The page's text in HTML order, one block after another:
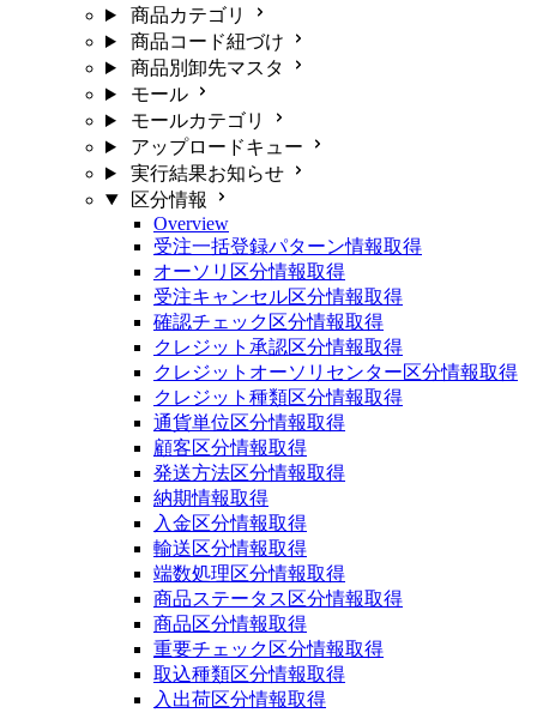
商品カテゴリ
商品コード紐づけ
商品別卸先マスタ
モール
モールカテゴリ
アップロードキュー
実行結果お知らせ
区分情報
Overview
受注一括登録パターン情報取得
オーソリ区分情報取得
受注キャンセル区分情報取得
確認チェック区分情報取得
クレジット承認区分情報取得
クレジットオーソリセンター区分情報取得
クレジット種類区分情報取得
通貨単位区分情報取得
顧客区分情報取得
発送方法区分情報取得
納期情報取得
入金区分情報取得
輸送区分情報取得
端数処理区分情報取得
商品ステータス区分情報取得
商品区分情報取得
重要チェック区分情報取得
取込種類区分情報取得
入出荷区分情報取得